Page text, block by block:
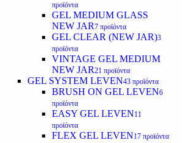
προϊόντα
GEL MEDIUM GLASS
NEW JAR7 προϊόντα
GEL CLEAR (NEW JAR)3
προϊόντα
VINTAGE GEL MEDIUM
NEW JAR21 προϊόντα
GEL SYSTEM LEVEN43 προϊόντα
BRUSH ON GEL LEVEN6
προϊόντα
EASY GEL LEVEN11
προϊόντα
FLEX GEL LEVEN17 προϊόντα